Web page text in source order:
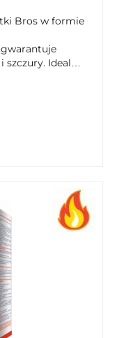
Bros w formie
Idealna
teraz w